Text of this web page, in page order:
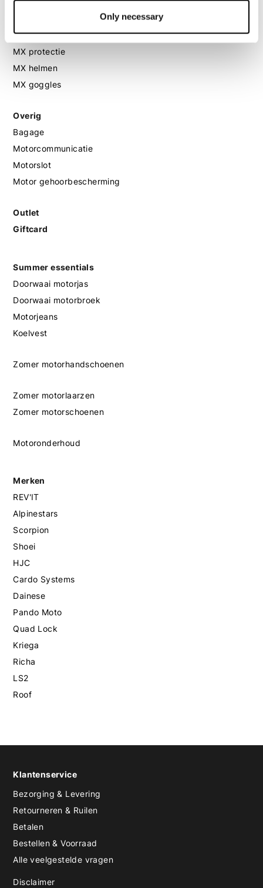
Only necessary
MX laarzen
MX protectie
MX helmen
MX goggles
Overig
Bagage
Motorcommunicatie
Motorslot
Motor gehoorbescherming
Outlet
Giftcard
Summer essentials
Doorwaai motorjas
Doorwaai motorbroek
Motorjeans
Koelvest
Zomer motorhandschoenen
Zomer motorlaarzen
Zomer motorschoenen
Motoronderhoud
Merken
REV'IT
Alpinestars
Scorpion
Shoei
HJC
Cardo Systems
Dainese
Pando Moto
Quad Lock
Kriega
Richa
LS2
Roof
Klantenservice
Bezorging & Levering
Retourneren & Ruilen
Betalen
Bestellen & Voorraad
Alle veelgestelde vragen
Disclaimer